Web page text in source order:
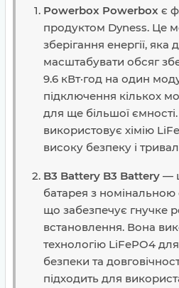
Powerbox Powerbox є
продуктом Dyness. Це
зберігання енергії, яка
масштабувати обсяг
9.6 кВт·год на один
підключення кількох
для ще більшої
використовує хімію
високу безпеку і
B3 Battery B3 Battery —
батарея з номінальною
що забезпечує гнучке
встановлення. Вона
технологію LiFePO4
безпеки та
підходить для